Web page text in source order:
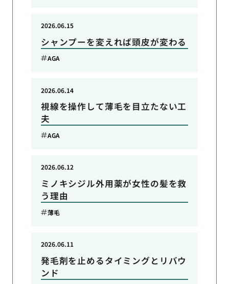
シャンプーを変えれば頭皮が変わる
2026.06.15
AGA
視線を操作して薄毛を目立たない工
夫
2026.06.14
AGA
ミノキシジル外用薬が女性の髪を救
う理由
2026.06.12
薄毛
発毛剤を止めるタイミングとリバウ
ンド
2026.06.11